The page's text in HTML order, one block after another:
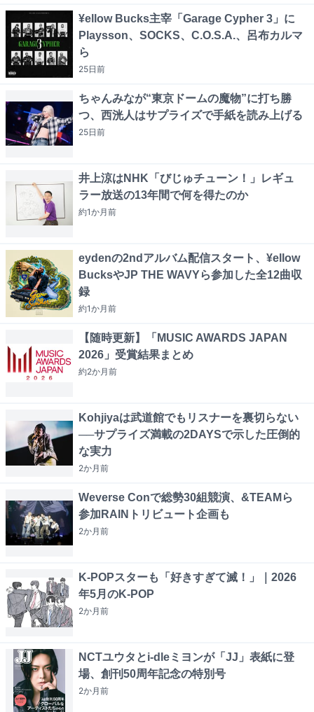
¥ellow Bucks主宰「Garage Cypher 3」に
Playsson、SOCKS、C.O.S.A.、呂布カルマ
ら
25日前
ちゃんみなが“東京ドームの魔物”に打ち勝
つ、西洸人はサプライズで手紙を読み上げる
25日前
井上涼はNHK「びじゅチューン！」レギュ
ラー放送の13年間で何を得たのか
約1か月前
eydenの2ndアルバム配信スタート、¥ellow
BucksやJP THE WAVYら参加した全12曲収
録
約1か月前
【随時更新】「MUSIC AWARDS JAPAN
2026」受賞結果まとめ
約2か月前
Kohjiyaは武道館でもリスナーを裏切らない
──サプライズ満載の2DAYSで示した圧倒的
な実力
2か月前
Weverse Conで総勢30組競演、&TEAMら
参加RAINトリビュート企画も
2か月前
K-POPスターも「好きすぎて滅！」｜2026
年5月のK-POP
2か月前
NCTユウタとi-dleミヨンが「JJ」表紙に登
場、創刊50周年記念の特別号
2か月前